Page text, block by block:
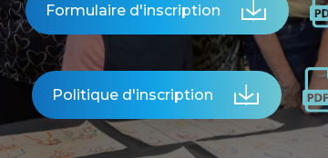
Formulaire d'inscription
Politique d'inscription